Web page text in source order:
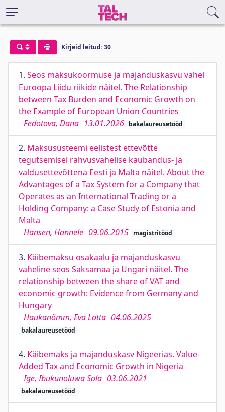
Kirjeid leitud: 30
1. Seos maksukoormuse ja majanduskasvu vahel
Euroopa Liidu riikide näitel. The Relationship
between Tax Burden and Economic Growth on
the Example of European Union Countries
Fedotova, Dana 13.01.2026 bakalaureusetööd
2. Maksusüsteemi eelistest ettevõtte
tegutsemisel rahvusvahelise kaubandus- ja
valdusettevõttena Eesti ja Malta näitel. About the
Advantages of a Tax System for a Company that
Operates as an International Trading or a
Holding Company: a Case Study of Estonia and
Malta
Hansen, Hannele 09.06.2015 magistritööd
3. Käibemaksu osakaalu ja majanduskasvu
vaheline seos Saksamaa ja Ungari näitel. The
relationship between the share of VAT and
economic growth: Evidence from Germany and
Hungary
Haukanõmm, Eva Lotta 04.06.2025
bakalaureusetööd
4. Käibemaks ja majanduskasv Nigeerias. Value-
Added Tax and Economic Growth in Nigeria
Ige, Ibukunoluwa Sola 03.06.2021
bakalaureusetööd